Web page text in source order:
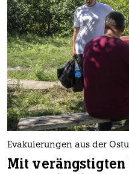
Evakuierungen aus der
Mit verängstigten